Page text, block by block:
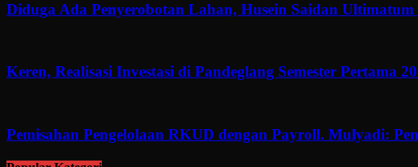
Diduga Ada Penyerobotan Lahan, Husein Saidan
Keren, Realisasi Investasi di Pandeglang Semester Pertama
Pemisahan Pengelolaan RKUD dengan Payroll. Mulyadi: